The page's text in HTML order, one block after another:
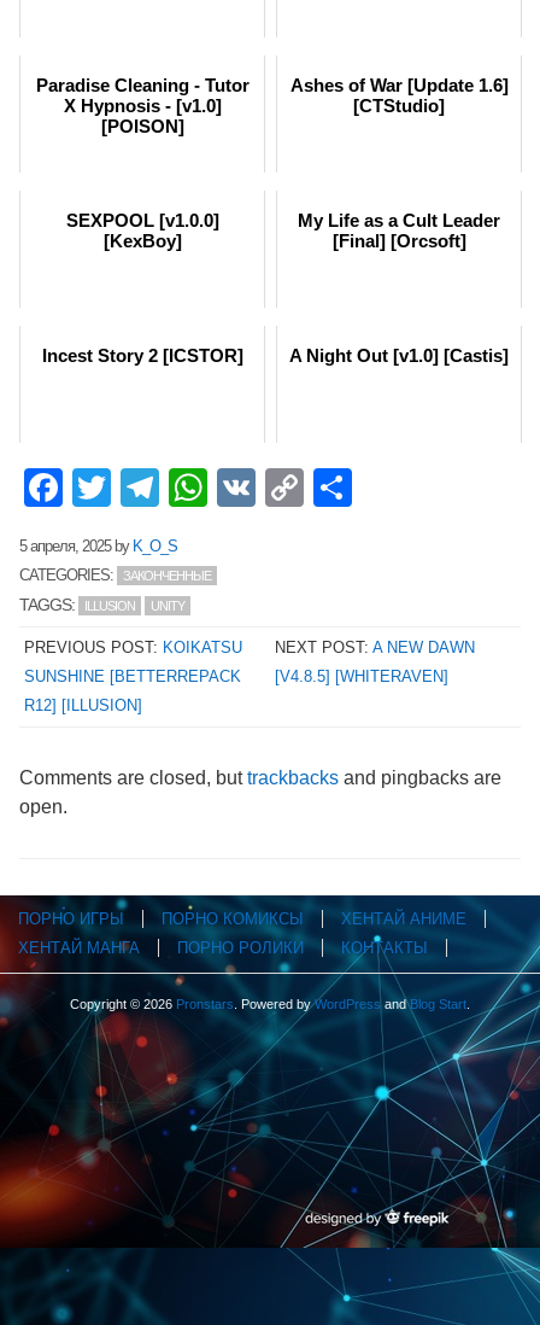
Paradise Cleaning - Tutor
X Hypnosis - [v1.0]
[POISON]
Ashes of War [Update 1.6]
[CTStudio]
SEXPOOL [v1.0.0]
[KexBoy]
My Life as a Cult Leader
[Final] [Orcsoft]
Incest Story 2 [ICSTOR] A Night Out [v1.0] [Castis]
Facebook
TwitterTelegram
WhatsApp
VK Copy
5 апреля, 2025by K_O_S
CATEGORIES:
ЗАКОНЧЕННЫЕ
TAGGS: ILLUSION UNITY
PREVIOUS POST: KOIKATSU
SUNSHINE [BETTERREPACK
R12] [ILLUSION]
NEXT POST:A NEW DAWN
[V4.8.5] [WHITERAVEN]
Comments are closed, buttrackbacks and pingbacks are
open.
ПОРНО ИГРЫ ПОРНО КОМИКСЫ
ХЕНТАЙ АНИМЕ
ХЕНТАЙ МАНГА
ПОРНО РОЛИКИ КОНТАКТЫ
Copyright © 2026 Pronstars . Powered byWordPress andBlog Start